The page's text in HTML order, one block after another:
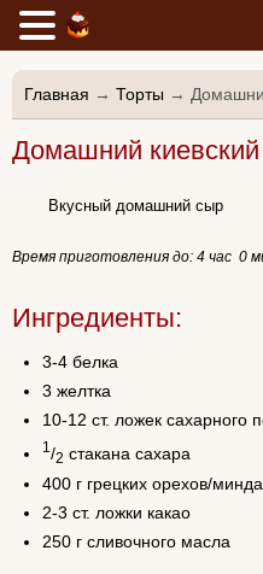
Главная → Торты →
Домашний киевский
Вкусный домашний сыр
Время приготовления до: 4 час 0
Ингредиенты:
3-4 белка
3 желтка
10-12 ст. ложек сахарного
1 /2 стакана сахара
400 г грецких орехов/
2-3 ст. ложки какао
250 г сливочного масла